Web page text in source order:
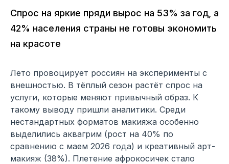
Спрос на яркие пряди вырос на 53% за год, а
42% населения страны не готовы экономить
на красоте
Лето провоцирует россиян на эксперименты с
внешностью. В тёплый сезон растёт спрос на
услуги, которые меняют привычный образ. К
такому выводу пришли аналитики. Среди
нестандартных форматов макияжа особенно
выделились аквагрим (рост на 40% по
сравнению с маем 2026 года) и креативный арт-
макияж (38%). Плетение афрокосичек стало